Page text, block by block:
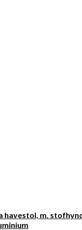
havestol, m.